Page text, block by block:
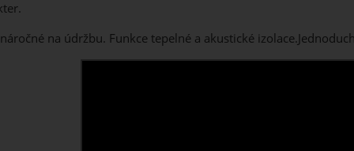
na údržbu. Funkce tepelné a akustické